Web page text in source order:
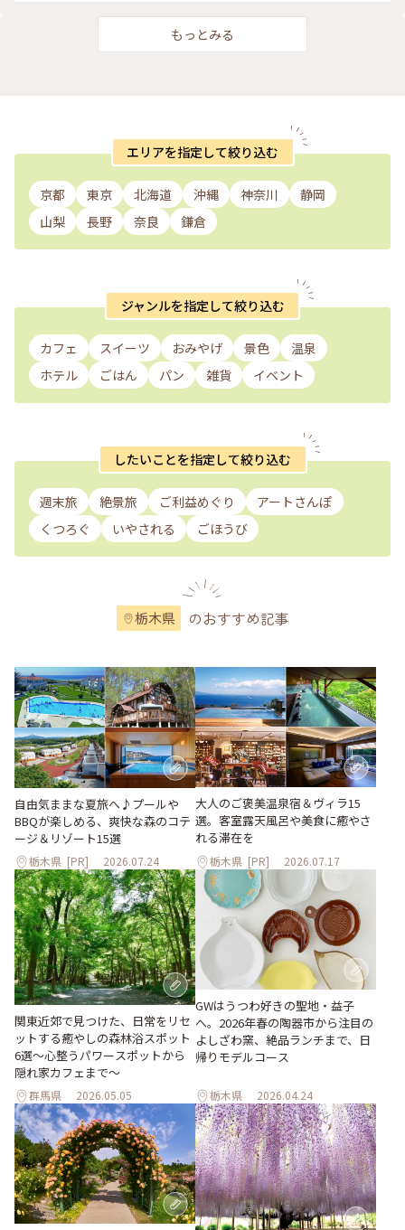
もっとみる
エリアを指定して絞り込む
京都 東京 北海道 沖縄 神奈川
静岡
山梨
長野 奈良 鎌倉
ジャンルを指定して絞り込む
カフェ スイーツ おみやげ 景色
温泉
ホテル
ごはん パン 雑貨 イベント
したいことを指定して絞り込む
週末旅 絶景旅 ご利益めぐり
アートさんぽ
くつろぐ
いやされる ごほうび
栃木県 のおすすめ記事
自由気ままな夏旅へ♪プールや
BBQが楽しめる、爽快な森のコテ
ージ＆リゾート15選
栃木県 [PR] 2026.07.24
大人のご褒美温泉宿＆ヴィラ15
選。客室露天風呂や美食に癒やさ
れる滞在を
栃木県 [PR] 2026.07.17
関東近郊で見つけた、日常をリセ
ットする癒やしの森林浴スポット
6選～心整うパワースポットから
隠れ家カフェまで～
群馬県 2026.05.05
GWはうつわ好きの聖地・益子
へ。2026年春の陶器市から注目の
よしざわ窯、絶品ランチまで、日
帰りモデルコース
栃木県 2026.04.24